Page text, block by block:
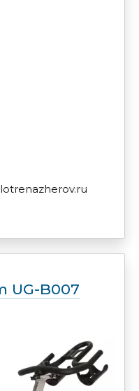
UG-B007